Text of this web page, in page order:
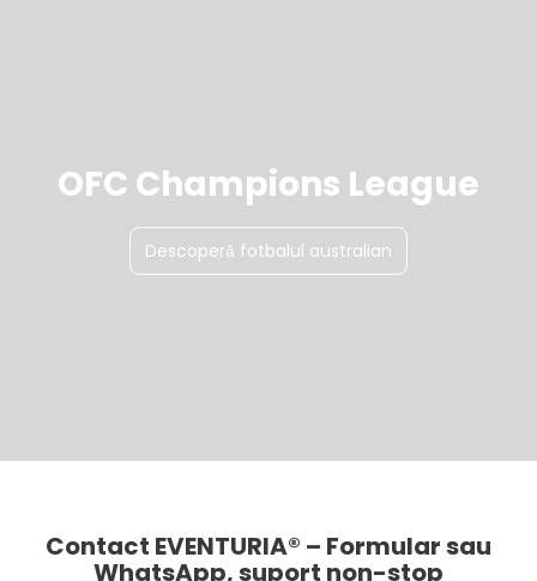
OFC Champions League
Descoperă fotbalul australian
Contact EVENTURIA® – Formular sau
WhatsApp, suport non-stop